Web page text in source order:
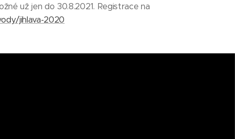
už jen do 30.8.2021. Registrace na
jihlava-2020